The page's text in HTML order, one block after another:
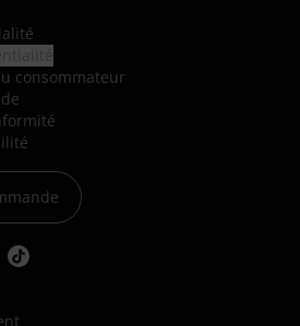
consommateur